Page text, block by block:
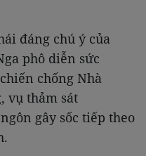
đáng chú ý của
phô diễn sức
chống Nhà
vụ thảm sát
gây sốc tiếp theo